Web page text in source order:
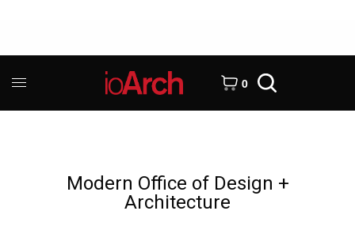
0
Modern Office of Design +
Architecture